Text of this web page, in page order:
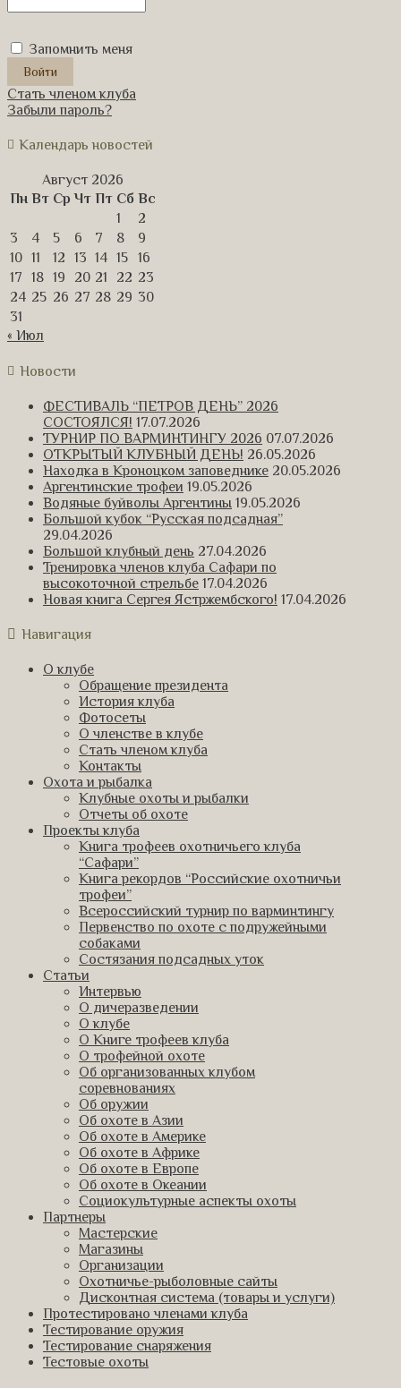
Запомнить меня
Стать членом клуба
Забыли пароль?
Календарь новостей
Август 2026
Пн Вт Ср Чт Пт Сб Вс
1
2
3
4 5 6 7 8
9
10 11 12 13 14 15
16
17
18 19 20 21 22 23
24 25 26 27 28 29 30
31
« Июл
Новости
ФЕСТИВАЛЬ “ПЕТРОВ ДЕНЬ” 2026
СОСТОЯЛСЯ! 17.07.2026
ТУРНИР ПО ВАРМИНТИНГУ 2026 07.07.2026
ОТКРЫТЫЙ КЛУБНЫЙ ДЕНЬ! 26.05.2026
Находка в Кроноцком заповеднике 20.05.2026
Аргентинские трофеи 19.05.2026
Водяные буйволы Аргентины 19.05.2026
Большой кубок “Русская подсадная”
29.04.2026
Большой клубный день 27.04.2026
Тренировка членов клуба Сафари по
высокоточной стрельбе 17.04.2026
Новая книга Сергея Ястржембского! 17.04.2026
Навигация
О клубе
Обращение президента
История клуба
Фотосеты
О членстве в клубе
Стать членом клуба
Контакты
Охота и рыбалка
Клубные охоты и рыбалки
Отчеты об охоте
Проекты клуба
Книга трофеев охотничьего клуба
“Сафари”
Книга рекордов “Российские охотничьи
трофеи”
Всероссийский турнир по варминтингу
Первенство по охоте с подружейными
собаками
Состязания подсадных уток
Статьи
Интервью
О дичеразведении
О клубе
О Книге трофеев клуба
О трофейной охоте
Об организованных клубом
соревнованиях
Об оружии
Об охоте в Азии
Об охоте в Америке
Об охоте в Африке
Об охоте в Европе
Об охоте в Океании
Социокультурные аспекты охоты
Партнеры
Мастерские
Магазины
Организации
Охотничье-рыболовные сайты
Дисконтная система (товары и услуги)
Протестировано членами клуба
Тестирование оружия
Тестирование снаряжения
Тестовые охоты